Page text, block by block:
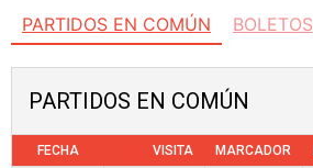
PARTIDOS EN COMÚN BOLETOS
PARTIDOS EN COMÚN
FECHA VISITA MARCADOR